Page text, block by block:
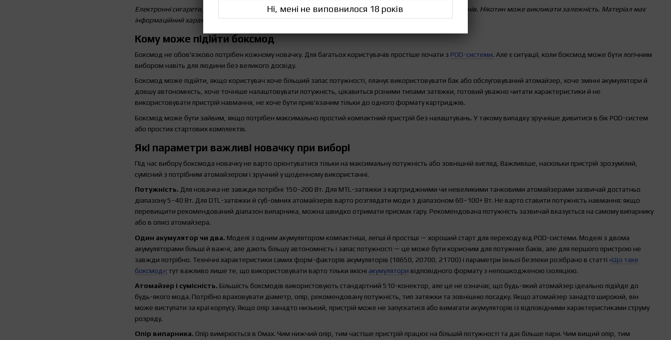
Електронні сигарети, рідини та нікотиновмісна продукція призначені тільки для повнолітніх користувачів. Нікотин може викликати залежність. Матеріал має
інформаційний характер і не є медичною рекомендацією.
Кому може підійти боксмод
Боксмод не обов'язково потрібен кожному новачку. Для багатьох користувачів простіше почати з POD-системи. Але є ситуації, коли боксмод може бути логічним
вибором навіть для людини без великого досвіду.
Боксмод може підійти, якщо користувач хоче більший запас потужності, планує використовувати бак або обслуговуваний атомайзер, хоче змінні акумулятори й
довшу автономність, хоче точніше налаштовувати потужність, цікавиться різними типами затяжки, готовий уважно читати характеристики й не
використовувати пристрій навмання, не хоче бути прив'язаним тільки до одного формату картриджів.
Боксмод може бути зайвим, якщо потрібен максимально простий компактний пристрій без налаштувань. У такому випадку зручніше дивитися в бік POD-систем
або простих стартових комплектів.
Які параметри важливі новачку при виборі
Під час вибору боксмода новачку не варто орієнтуватися тільки на максимальну потужність або зовнішній вигляд. Важливіше, наскільки пристрій зрозумілий,
сумісний з потрібним атомайзером і зручний у щоденному використанні.
Потужність. Для новачка не завжди потрібні 150–200 Вт. Для MTL-затяжки з картриджними чи невеликими танковими атомайзерами зазвичай достатньо
діапазону 5–40 Вт. Для DTL-затяжки й суб-омних атомайзерів варто розглядати моди з діапазоном 60–100+ Вт. Не варто ставити потужність навмання: якщо
перевищити рекомендований діапазон випарника, можна швидко отримати присмак гару. Рекомендована потужність зазвичай вказується на самому випарнику
або в описі атомайзера.
Один акумулятор чи два. Моделі з одним акумулятором компактніші, легші й простіші — хороший старт для переходу від POD-системи. Моделі з двома
акумуляторами більші й важчі, але дають більшу автономність і запас потужності — це може бути корисним для потужних баків, але для першого пристрою не
завжди потрібно. Технічні характеристики самих форм-факторів акумуляторів (18650, 20700, 21700) і параметри їхньої безпеки розібрано в статті «Що таке
боксмод»; тут важливо лише те, що використовувати варто тільки якісні акумулятори відповідного формату з непошкодженою ізоляцією.
Атомайзер і сумісність. Більшість боксмодів використовують стандартний 510-конектор, але це не означає, що будь-який атомайзер ідеально підійде до
будь-якого мода. Потрібно враховувати діаметр, опір, рекомендовану потужність, тип затяжки та зовнішню посадку. Якщо атомайзер занадто широкий, він
може виступати за краї корпусу. Якщо опір занадто низький, пристрій може не запускатися або вимагати акумуляторів із відповідними характеристиками струму
розряду.
Опір випарника. Опір вимірюється в Омах. Чим нижчий опір, тим частіше пристрій працює на більшій потужності та дає більше пари. Чим вищий опір, тим
Ні, мені не виповнилося 18 років